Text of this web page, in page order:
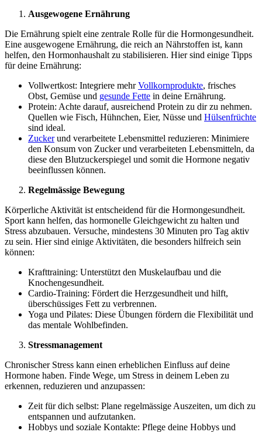
Ausgewogene Ernährung
Die Ernährung spielt eine zentrale Rolle für die Hormongesundheit.
Eine ausgewogene Ernährung, die reich an Nährstoffen ist, kann
helfen, den Hormonhaushalt zu stabilisieren. Hier sind einige Tipps
für deine Ernährung:
Vollwertkost: Integriere mehrVollkornprodukte, frisches
Obst, Gemüse und gesunde Fette in deine Ernährung.
Protein: Achte darauf, ausreichend Protein zu dir zu nehmen.
Quellen wie Fisch, Hühnchen, Eier, Nüsse und Hülsenfrüchte
sind ideal.
Zuckerund verarbeitete Lebensmittel reduzieren: Minimiere
den Konsum von Zucker und verarbeiteten Lebensmitteln, da
diese den Blutzuckerspiegel und somit die Hormone negativ
beeinflussen können.
Regelmässige Bewegung
Körperliche Aktivität ist entscheidend für die Hormongesundheit.
Sport kann helfen, das hormonelle Gleichgewicht zu halten und
Stress abzubauen. Versuche, mindestens 30 Minuten pro Tag aktiv
zu sein. Hier sind einige Aktivitäten, die besonders hilfreich sein
können:
Krafttraining: Unterstützt den Muskelaufbau und die
Knochengesundheit.
Cardio-Training: Fördert die Herzgesundheit und hilft,
überschüssiges Fett zu verbrennen.
Yoga und Pilates: Diese Übungen fördern die Flexibilität und
das mentale Wohlbefinden.
Stressmanagement
Chronischer Stress kann einen erheblichen Einfluss auf deine
Hormone haben. Finde Wege, um Stress in deinem Leben zu
erkennen, reduzieren und anzupassen:
Zeit für dich selbst: Plane regelmässige Auszeiten, um dich zu
entspannen und aufzutanken.
Hobbys und soziale Kontakte: Pflege deine Hobbys und